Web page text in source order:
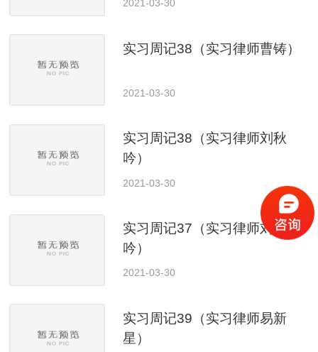
2021-03-30
实习周记38（实习律师曹铸）
2021-03-30
实习周记38（实习律师刘秋
吟）
2021-03-30
实习周记37（实习律师刘秋
吟）
2021-03-30
实习周记39（实习律师易新
星）